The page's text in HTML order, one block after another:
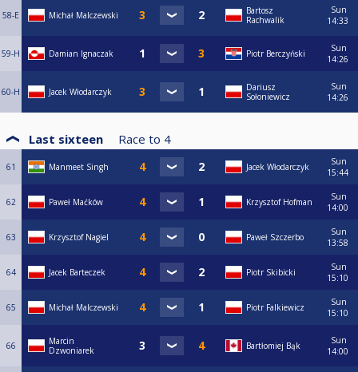
58-E Michał Malczewski
Bartosz
Rachwalik
Sun
14:33
59-H Damian Ignaczak Piotr Berczyński
Sun
14:26
60-H Jacek Włodarczyk
Dariusz
Sołoniewicz
Sun
14:26
Last sixteen Race to 4
61 Manmeet Singh Jacek Włodarczyk
Sun
15:44
62 Paweł Maćków Krzysztof Hofman
Sun
14:00
63 Krzysztof Nagiel Paweł Szczerbo
Sun
13:58
64 Jacek Barteczek Piotr Skibicki
Sun
15:10
65 Michał Malczewski Piotr Falkiewicz
Sun
15:10
66
Marcin
Dzwoniarek
Bartłomiej Bąk
Sun
14:00